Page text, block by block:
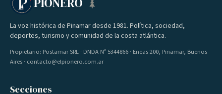
La voz histórica de Pinamar desde 1981. Política, sociedad,
deportes, turismo y comunidad de la costa atlántica.
Propietario: Postamar SRL · DNDA Nº 5344866 · Eneas 200, Pinamar, Buenos
Aires · contacto@elpionero.com.ar
Secciones